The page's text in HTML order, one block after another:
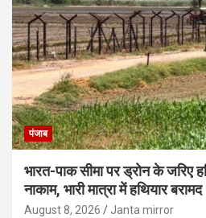
पंजाब
भारत-पाक सीमा पर ड्रोन के जरिए
नाकाम, भारी मात्रा में हथियार बरामद
August 8, 2026 Janta mirror